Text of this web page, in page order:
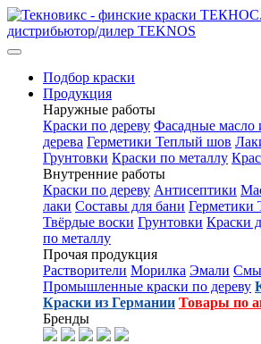
Подбор краски
Продукция
Наружные работы
Краски по дереву Фасадные масло
дерева Герметики Теплый шов
Грунтовки Краски по металлу
Внутренние работы
Краски по дереву Антисептики
лаки Составы для бани Герметики
Твёрдые воски Грунтовки Краски
по металлу
Прочая продукция
Растворители Морилка Эмали
Промышленные краски по дереву
Краски из Германии Товары по
Бренды